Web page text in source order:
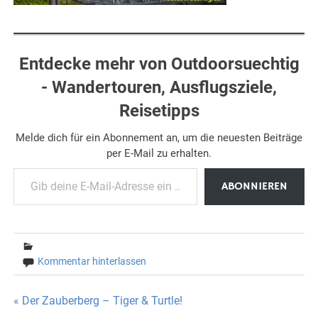
Entdecke mehr von Outdoorsuechtig
- Wandertouren, Ausflugsziele,
Reisetipps
Melde dich für ein Abonnement an, um die neuesten Beiträge
per E-Mail zu erhalten.
Gib deine E-Mail-Adresse ein ...
ABONNIEREN
Kommentar hinterlassen
Beitragsnavigation
« Der Zauberberg – Tiger & Turtle!